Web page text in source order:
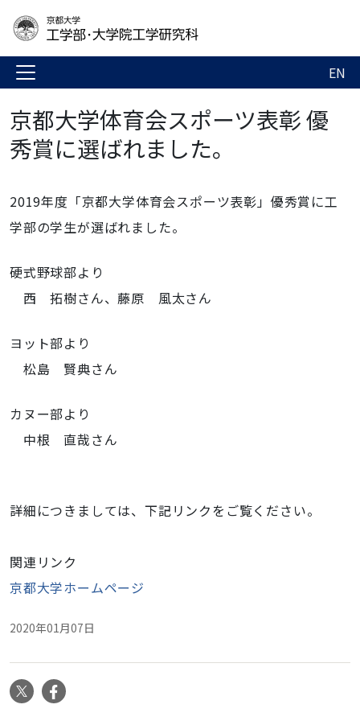
EN
京都大学体育会スポーツ表彰 優
秀賞に選ばれました。
2019年度「京都大学体育会スポーツ表彰」優秀賞に工
学部の学生が選ばれました。
硬式野球部より
西 拓樹さん、藤原 風太さん
ヨット部より
松島 賢典さん
カヌー部より
中根 直哉さん
詳細につきましては、下記リンクをご覧ください。
関連リンク
京都大学ホームページ
2020年01月07日
X